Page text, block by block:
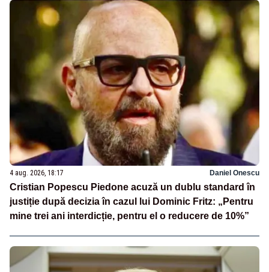
4 aug. 2026, 18:17 Daniel Onescu
Cristian Popescu Piedone acuză un dublu standard în
justiție după decizia în cazul lui Dominic Fritz: „Pentru
mine trei ani interdicție, pentru el o reducere de 10%”